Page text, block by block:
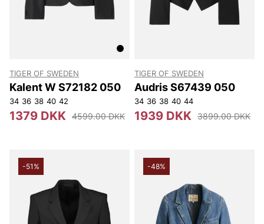
TIGER OF SWEDEN
Kalent W S72182 050
34 36 38 40 42
1379 DKK 4599.00 DKK
TIGER OF SWEDEN
Audris S67439 050
34 36 38 40 44
1939 DKK 3899.00 DKK
-51% -48%